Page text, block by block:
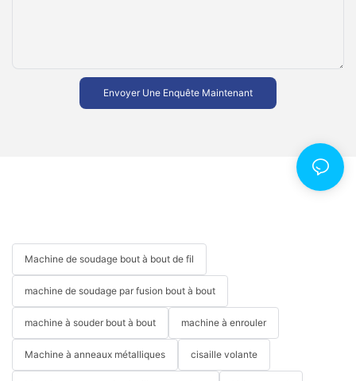
Envoyer Une Enquête Maintenant
Machine de soudage bout à bout de fil
machine de soudage par fusion bout à bout
machine à souder bout à bout machine à enrouler
Machine à anneaux métalliques cisaille volante